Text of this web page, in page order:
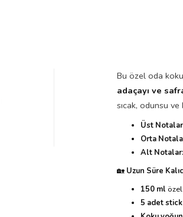
Bu özel oda
adaçayı ve
sıcak, odunsu ve
Üst
Orta
Alt Notalar:
🏡 Uzun Süre
150 ml
5 adet stick